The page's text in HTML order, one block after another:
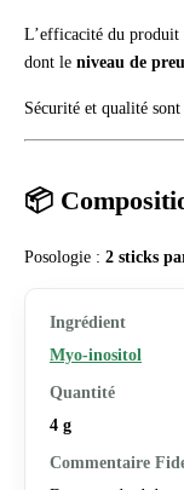
L’efficacité du produit
dont le niveau de
Sécurité et qualité
📦
Posologie : 2 sticks
Myo-inositol
4 g